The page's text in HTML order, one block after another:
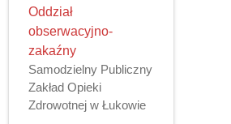
Oddział
obserwacyjno-
zakaźny
Samodzielny Publiczny
Zakład Opieki
Zdrowotnej w Łukowie